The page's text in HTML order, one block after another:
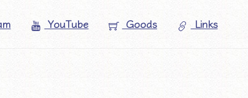
YouTube Goods Links